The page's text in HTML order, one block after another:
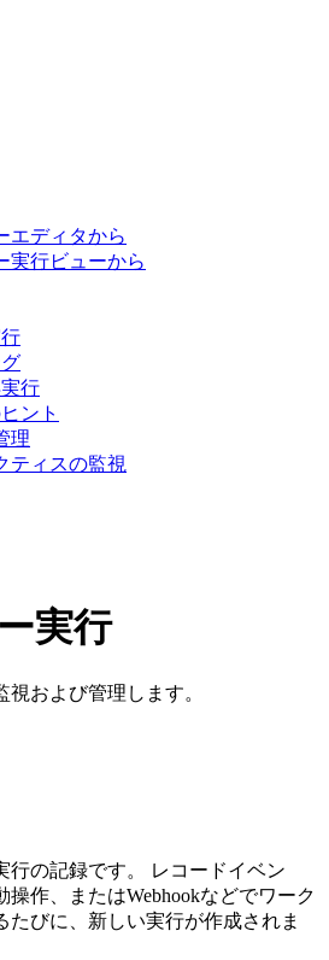
エディタから
実行ビューから
行
ント
理
ティスの監視
実行
および管理します。
行の記録です。 レコードイベン
操作、またはWebhookなどでワーク
たびに、新しい実行が作成されま